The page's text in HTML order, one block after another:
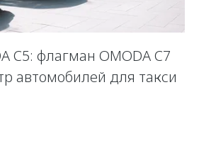
C5: флагман OMODA C7
автомобилей для такси